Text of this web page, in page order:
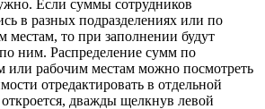
Если суммы сотрудников
в разных подразделениях или по
местам, то при заполнении будут
ним. Распределение сумм по
или рабочим местам можно посмотреть
отредактировать в отдельной
дважды щелкнув левой